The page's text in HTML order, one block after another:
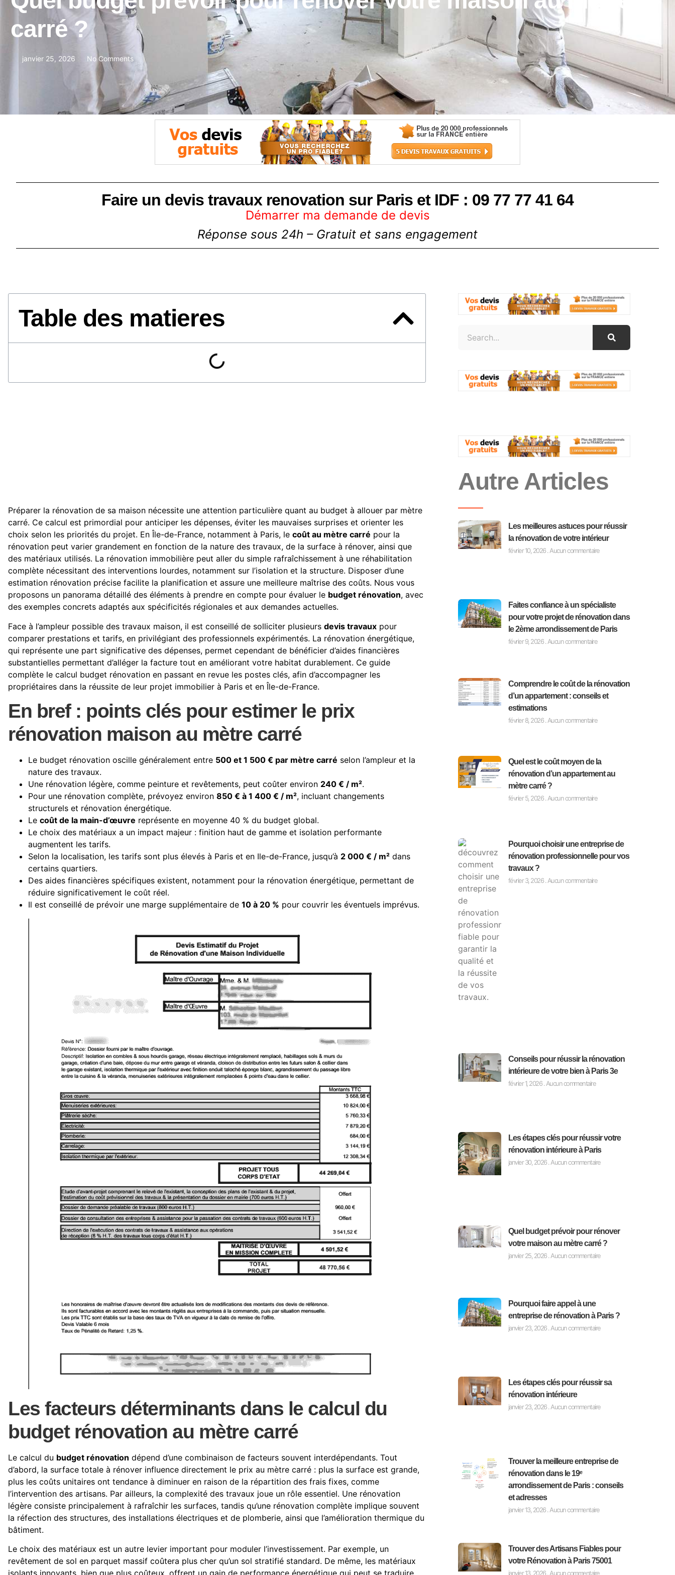
carré ?
janvier 25, 2026 No Comments
Faire un devis travaux renovation sur Paris et IDF : 09 77 77 41 64
Démarrer ma demande de devis
Réponse sous 24h – Gratuit et sans engagement
Table des matieres
Préparer la rénovation de sa maison nécessite une attention particulière quant au budget à allouer par mètre
carré. Ce calcul est primordial pour anticiper les dépenses, éviter les mauvaises surprises et orienter les
choix selon les priorités du projet. En Île-de-France, notamment à Paris, le coût au mètre carré pour la
rénovation peut varier grandement en fonction de la nature des travaux, de la surface à rénover, ainsi que
des matériaux utilisés. La rénovation immobilière peut aller du simple rafraîchissement à une réhabilitation
complète nécessitant des interventions lourdes, notamment sur l’isolation et la structure. Disposer d’une
estimation rénovation précise facilite la planification et assure une meilleure maîtrise des coûts. Nous vous
proposons un panorama détaillé des éléments à prendre en compte pour évaluer le budget rénovation, avec
des exemples concrets adaptés aux spécificités régionales et aux demandes actuelles.
Face à l’ampleur possible des travaux maison, il est conseillé de solliciter plusieurs devis travaux pour
comparer prestations et tarifs, en privilégiant des professionnels expérimentés. La rénovation énergétique,
qui représente une part significative des dépenses, permet cependant de bénéficier d’aides financières
substantielles permettant d’alléger la facture tout en améliorant votre habitat durablement. Ce guide
complète le calcul budget rénovation en passant en revue les postes clés, afin d’accompagner les
propriétaires dans la réussite de leur projet immobilier à Paris et en Île-de-France.
En bref : points clés pour estimer le prix
rénovation maison au mètre carré
Le budget rénovation oscille généralement entre 500 et 1 500 € par mètre carré selon l’ampleur et la
nature des travaux.
Une rénovation légère, comme peinture et revêtements, peut coûter environ 240 € / m².
Pour une rénovation complète, prévoyez environ 850 € à 1 400 € / m², incluant changements
structurels et rénovation énergétique.
Le coût de la main-d’œuvre représente en moyenne 40 % du budget global.
Le choix des matériaux a un impact majeur : finition haut de gamme et isolation performante
augmentent les tarifs.
Selon la localisation, les tarifs sont plus élevés à Paris et en Ile-de-France, jusqu’à 2 000 € / m² dans
certains quartiers.
Des aides financières spécifiques existent, notamment pour la rénovation énergétique, permettant de
réduire significativement le coût réel.
Il est conseillé de prévoir une marge supplémentaire de 10 à 20 % pour couvrir les éventuels imprévus.
Les facteurs déterminants dans le calcul du
budget rénovation au mètre carré
Le calcul du budget rénovation dépend d’une combinaison de facteurs souvent interdépendants. Tout
d’abord, la surface totale à rénover influence directement le prix au mètre carré : plus la surface est grande,
plus les coûts unitaires ont tendance à diminuer en raison de la répartition des frais fixes, comme
l’intervention des artisans. Par ailleurs, la complexité des travaux joue un rôle essentiel. Une rénovation
légère consiste principalement à rafraîchir les surfaces, tandis qu’une rénovation complète implique souvent
la réfection des structures, des installations électriques et de plomberie, ainsi que l’amélioration thermique du
bâtiment.
Le choix des matériaux est un autre levier important pour moduler l’investissement. Par exemple, un
revêtement de sol en parquet massif coûtera plus cher qu’un sol stratifié standard. De même, les matériaux
isolants innovants, bien que plus coûteux, offrent un gain de performance énergétique qui peut se traduire
Autre Articles
Les meilleures astuces pour réussir
la rénovation de votre intérieur
février 10, 2026 Aucun commentaire
Faites confiance à un spécialiste
pour votre projet de rénovation dans
le 2ème arrondissement de Paris
février 9, 2026 Aucun commentaire
Comprendre le coût de la rénovation
d’un appartement : conseils et
estimations
février 8, 2026 Aucun commentaire
Quel est le coût moyen de la
rénovation d’un appartement au
mètre carré ?
février 5, 2026 Aucun commentaire
Pourquoi choisir une entreprise de
rénovation professionnelle pour vos
travaux ?
février 3, 2026 Aucun commentaire
Conseils pour réussir la rénovation
intérieure de votre bien à Paris 3e
février 1, 2026 Aucun commentaire
Les étapes clés pour réussir votre
rénovation intérieure à Paris
janvier 30, 2026 Aucun commentaire
Quel budget prévoir pour rénover
votre maison au mètre carré ?
janvier 25, 2026 Aucun commentaire
Pourquoi faire appel à une
entreprise de rénovation à Paris ?
janvier 23, 2026 Aucun commentaire
Les étapes clés pour réussir sa
rénovation intérieure
janvier 23, 2026 Aucun commentaire
Trouver la meilleure entreprise de
rénovation dans le 19ᵉ
arrondissement de Paris : conseils
et adresses
janvier 13, 2026 Aucun commentaire
Trouver des Artisans Fiables pour
votre Rénovation à Paris 75001
janvier 13, 2026 Aucun commentaire